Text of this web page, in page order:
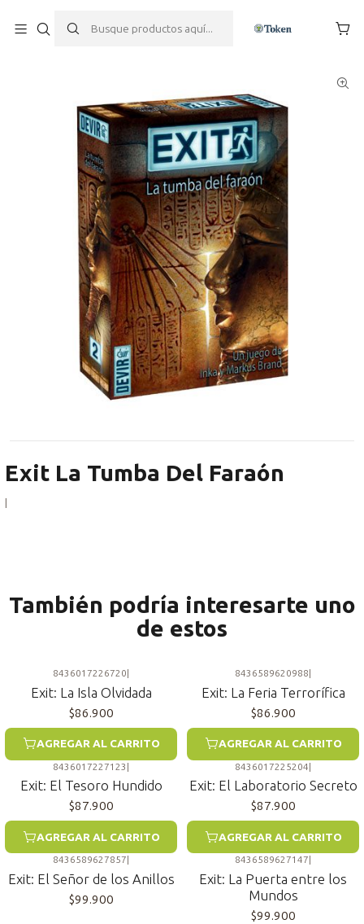
Exit La Tumba Del Faraón
|
También podría interesarte uno
de estos
8436017226720
Exit: La Isla Olvidada
$86.900
AGREGAR AL CARRITO
8436589620988
Exit: La Feria Terrorífica
$86.900
AGREGAR AL CARRITO
8436017227123 |
Exit: El Tesoro Hundido
$87.900
AGREGAR AL CARRITO
8436017225204|
Exit: El Laboratorio Secreto
$87.900
AGREGAR AL CARRITO
8436589627857
Exit: El Señor de los Anillos
$99.900
8436589627147
Exit: La Puerta entre los
Mundos
$99.900